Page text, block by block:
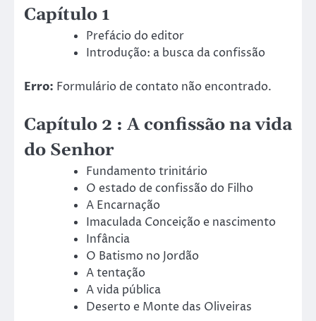
Capítulo 1
Prefácio do editor
Introdução: a busca da confissão
Erro: Formulário de contato não encontrado.
Capítulo 2 : A confissão na vida
do Senhor
Fundamento trinitário
O estado de confissão do Filho
A Encarnação
Imaculada Conceição e nascimento
Infância
O Batismo no Jordão
A tentação
A vida pública
Deserto e Monte das Oliveiras